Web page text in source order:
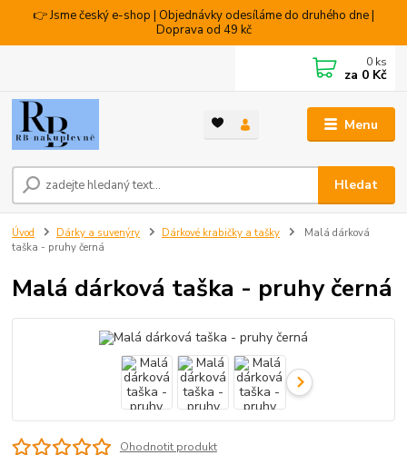
👉 Jsme český e-shop | Objednávky odesíláme do druhého dne |
Doprava od 49 kč
Menu
Hledat
0 ks
za 0 Kč
Úvod Dárky a suvenýry Dárkové krabičky a tašky
Malá dárková
taška - pruhy černá
Malá dárková taška - pruhy černá
Ohodnotit produkt